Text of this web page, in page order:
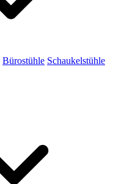
Bürostühle Schaukelstühle